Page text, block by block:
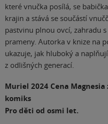
které vnučka posílá, se
krajin a stává se součástí
pastvinu plnou ovcí, zahradu
prameny. Autorka v knize na
ukazuje, jak hluboký a
z odlišných generací.
Muriel 2024 Cena
komiks
Pro děti od osmi let.